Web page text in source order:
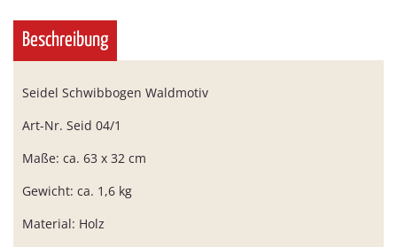
Beschreibung
Seidel Schwibbogen Waldmotiv
Art-Nr. Seid 04/1
Maße: ca. 63 x 32 cm
Gewicht: ca. 1,6 kg
Material: Holz